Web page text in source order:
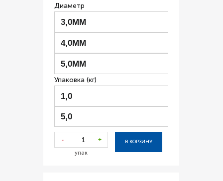
Диаметр
3,0ММ
4,0ММ
5,0ММ
Упаковка (кг)
1,0
5,0
- +
упак
В КОРЗИНУ